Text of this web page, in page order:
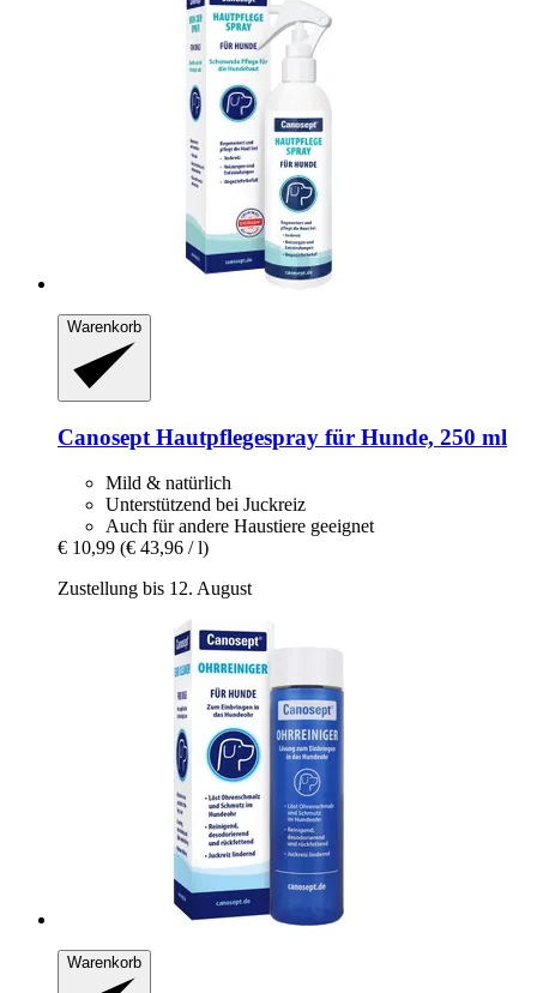
Warenkorb
Canosept Hautpflegespray für Hunde, 250 ml
Mild & natürlich
Unterstützend bei Juckreiz
Auch für andere Haustiere geeignet
€ 10,99 (€ 43,96 / l)
Zustellung bis 12. August
Warenkorb